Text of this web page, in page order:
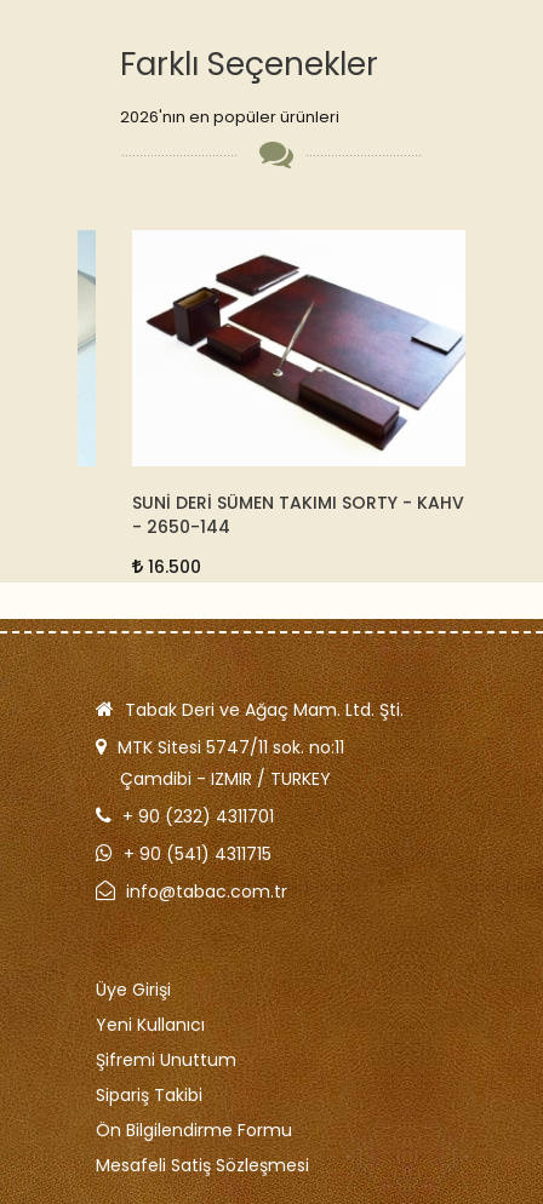
Farklı Seçenekler
2026'nın en popüler ürünleri
SUNİ DERİ SÜMEN TAKIMI SORTY - KAHVE
- 2650-144
16.500
Tabak Deri ve Ağaç Mam. Ltd. Şti.
MTK Sitesi 5747/11 sok. no:11
Çamdibi - IZMIR / TURKEY
+ 90 (232) 4311701
+ 90 (541) 4311715
info@tabac.com.tr
Üye Girişi
Yeni Kullanıcı
Şifremi Unuttum
Sipariş Takibi
Ön Bilgilendirme Formu
Mesafeli Satiş Sözleşmesi